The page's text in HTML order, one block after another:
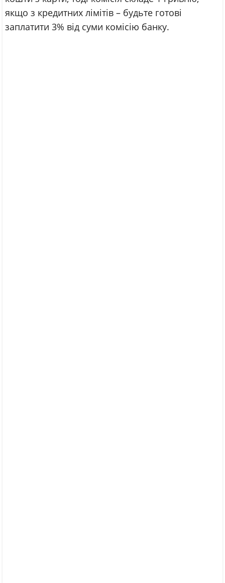
якщо з кредитних лімітів – будьте готові
заплатити 3% від суми комісію банку.